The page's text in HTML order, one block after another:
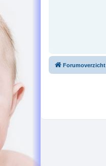
Forumoverzicht